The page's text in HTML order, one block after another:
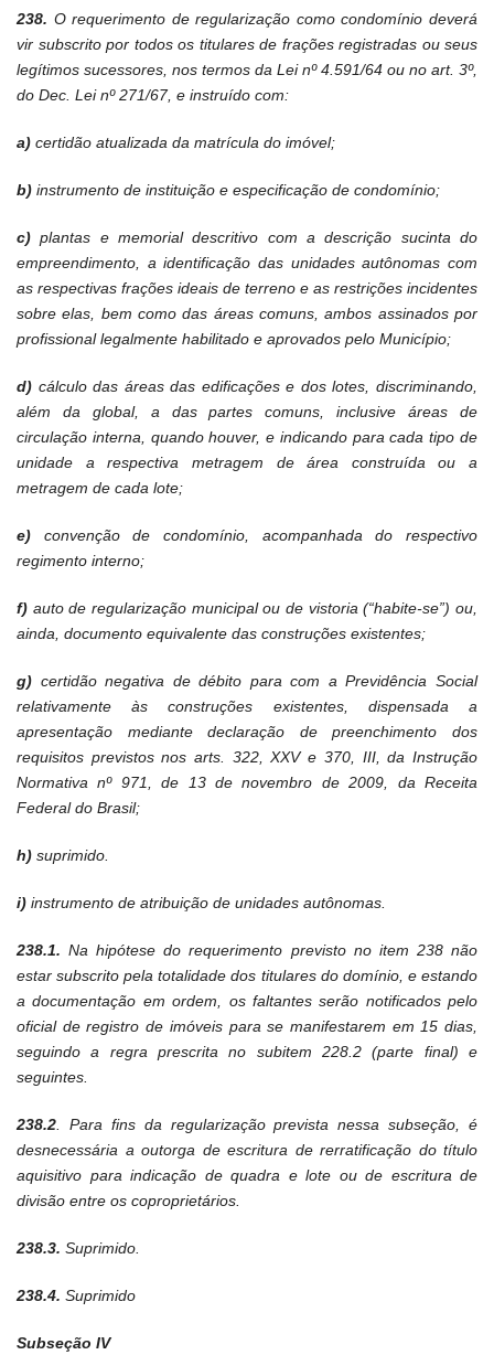
238. O requerimento de regularização como condomínio deverá
vir subscrito por todos os titulares de frações registradas ou seus
legítimos sucessores, nos termos da Lei nº 4.591/64 ou no art. 3º,
do Dec. Lei nº 271/67, e instruído com:
a) certidão atualizada da matrícula do imóvel;
b) instrumento de instituição e especificação de condomínio;
c)plantas e memorial descritivo com a descrição sucinta do
empreendimento, a identificação das unidades autônomas com
as respectivas frações ideais de terreno e as restrições incidentes
sobre elas, bem como das áreas comuns, ambos assinados por
profissional legalmente habilitado e aprovados pelo Município;
d) cálculo das áreas das edificações e dos lotes, discriminando,
além da global, a das partes comuns, inclusive áreas de
circulação interna, quando houver, e indicando para cada tipo de
unidade a respectiva metragem de área construída ou a
metragem de cada lote;
e) convenção de condomínio, acompanhada do respectivo
regimento interno;
f) auto de regularização municipal ou de vistoria (“habite-se”) ou,
ainda, documento equivalente das construções existentes;
g) certidão negativa de débito para com a Previdência Social
relativamente às construções existentes, dispensada a
apresentação mediante declaração de preenchimento dos
requisitos previstos nos arts. 322, XXV e 370, III, da Instrução
Normativa nº 971, de 13 de novembro de 2009, da Receita
Federal do Brasil;
h) suprimido.
i) instrumento de atribuição de unidades autônomas.
238.1.Na hipótese do requerimento previsto no item 238 não
estar subscrito pela totalidade dos titulares do domínio, e estando
a documentação em ordem, os faltantes serão notificados pelo
oficial de registro de imóveis para se manifestarem em 15 dias,
seguindo a regra prescrita no subitem 228.2 (parte final) e
seguintes.
238.2 . Para fins da regularização prevista nessa subseção, é
desnecessária a outorga de escritura de rerratificação do título
aquisitivo para indicação de quadra e lote ou de escritura de
divisão entre os coproprietários.
238.3. Suprimido.
238.4. Suprimido
Subseção IV